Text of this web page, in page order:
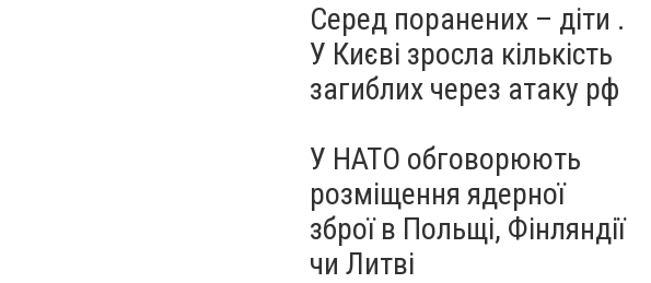
Серед поранених – діти .
У Києві зросла кількість
загиблих через атаку рф
У НАТО обговорюють
розміщення ядерної
зброї в Польщі, Фінляндії
чи Литві